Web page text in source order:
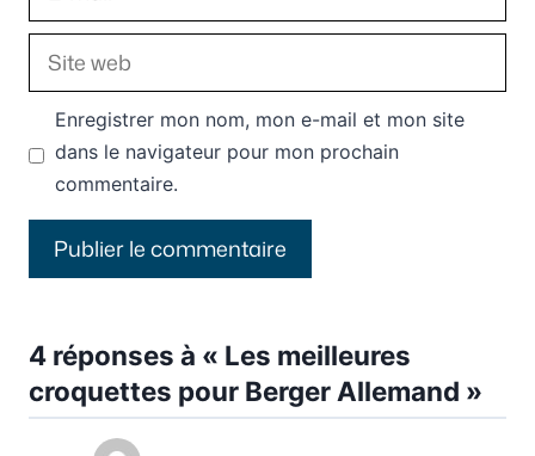
mail
Site
web
Enregistrer mon nom, mon e-mail et mon site
dans le navigateur pour mon prochain
commentaire.
4 réponses à « Les meilleures
croquettes pour Berger Allemand »